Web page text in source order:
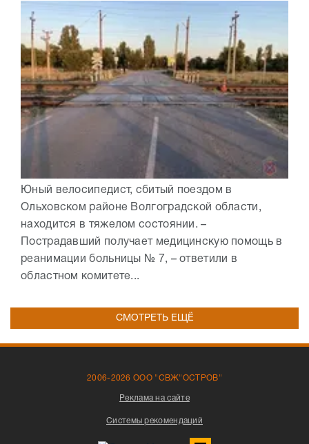
Юный велосипедист, сбитый поездом в
Ольховском районе Волгоградской области,
находится в тяжелом состоянии. –
Пострадавший получает медицинскую помощь в
реанимации больницы № 7, – ответили в
областном комитете...
СМОТРЕТЬ ЕЩЁ
2006-2026 ООО "СВЖ"ОСТРОВ"
Реклама на сайте
Системы рекомендаций